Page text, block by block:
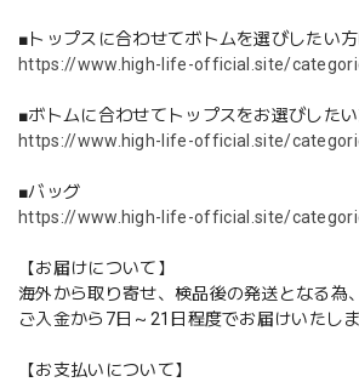
■トップスに合わせてボトムを選びしたい
https://www.high-life-official.site/
■ボトムに合わせてトップスをお選びした
https://www.high-life-official.site/
■バッグ
https://www.high-life-official.site/
【お届けについて】
海外から取り寄せ、検品後の発送となる為、
ご入金から7日～21日程度でお届けいたしま
【お支払いについて】